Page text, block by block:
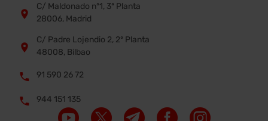


C/ Maldonado nº1, 3ª Planta
28006, Madrid


C/ Padre Lojendio 2, 2º Planta
48008, Bilbao

 91 590 26 72

 944 151 135